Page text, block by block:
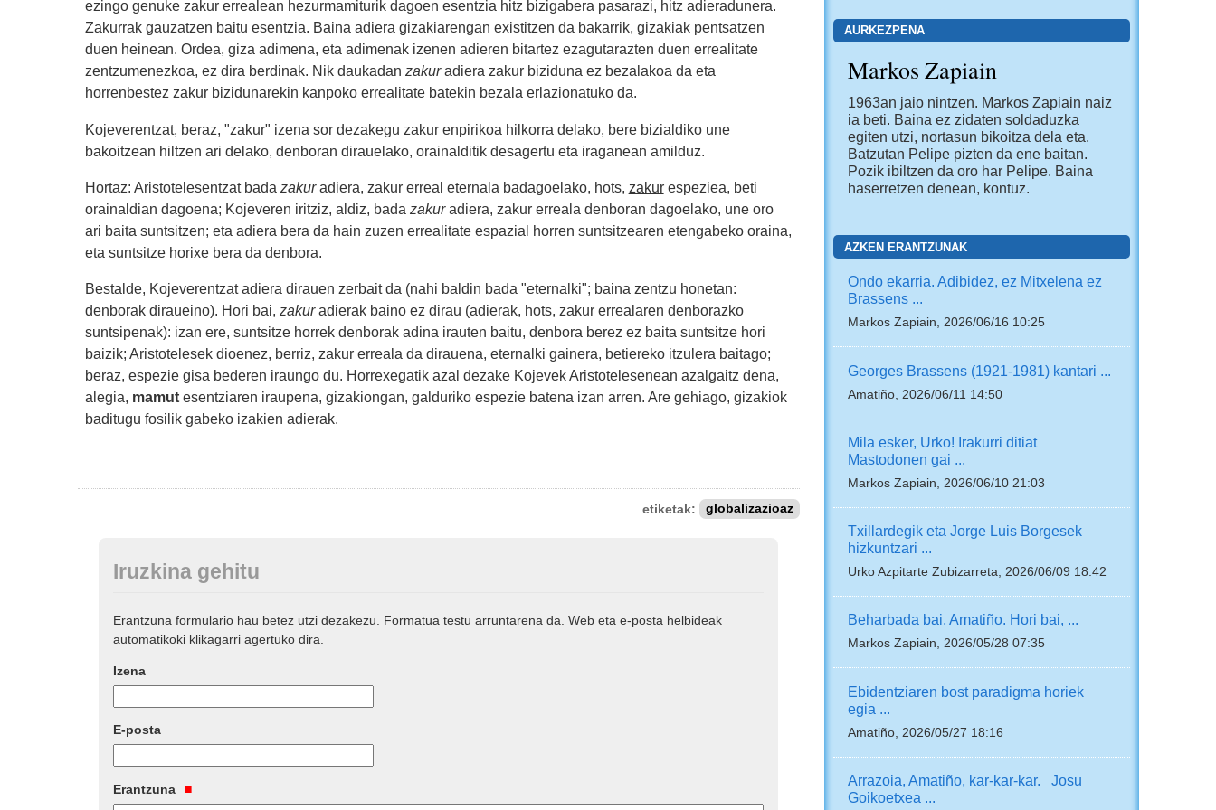
ezingo genuke zakur errealean hezurmamiturik dagoen esentzia hitz bizigabera pasarazi, hitz adieradunera.
Zakurrak gauzatzen baitu esentzia. Baina adiera gizakiarengan existitzen da bakarrik, gizakiak pentsatzen
duen heinean. Ordea, giza adimena, eta adimenak izenen adieren bitartez ezagutarazten duen errealitate
zentzumenezkoa, ez dira berdinak. Nik daukadan zakuradiera zakur biziduna ez bezalakoa da eta
horrenbestez zakur bizidunarekin kanpoko errealitate batekin bezala erlazionatuko da.
Kojeverentzat, beraz, "zakur" izena sor dezakegu zakur enpirikoa hilkorra delako, bere bizialdiko une
bakoitzean hiltzen ari delako, denboran dirauelako, orainalditik desagertu eta iraganean amilduz.
Hortaz: Aristotelesentzat bada zakuradiera, zakur erreal eternala badagoelako, hots, zakurespeziea, beti
orainaldian dagoena; Kojeveren iritziz, aldiz, bada zakuradiera, zakur erreala denboran dagoelako, une oro
ari baita suntsitzen; eta adiera bera da hain zuzen errealitate espazial horren suntsitzearen etengabeko oraina,
eta suntsitze horixe bera da denbora.
Bestalde, Kojeverentzat adiera dirauen zerbait da (nahi baldin bada "eternalki"; baina zentzu honetan:
denborak diraueino). Hori bai, zakuradierak baino ez dirau (adierak, hots, zakur errealaren denborazko
suntsipenak): izan ere, suntsitze horrek denborak adina irauten baitu, denbora berez ez baita suntsitze hori
baizik; Aristotelesek dioenez, berriz, zakur erreala da dirauena, eternalki gainera, betiereko itzulera baitago;
beraz, espezie gisa bederen iraungo du. Horrexegatik azal dezake Kojevek Aristotelesenean azalgaitz dena,
alegia, mamutesentziaren iraupena, gizakiongan, galduriko espezie batena izan arren. Are gehiago, gizakiok
baditugu fosilik gabeko izakien adierak.
etiketak: globalizazioaz
Iruzkina gehitu
Erantzuna formulario hau betez utzi dezakezu. Formatua testu arruntarena da. Web eta e-posta helbideak
automatikoki klikagarri agertuko dira.
Izena
E-posta
Erantzuna
AURKEZPENA
Markos Zapiain
1963an jaio nintzen. Markos Zapiain naiz
ia beti. Baina ez zidaten soldaduzka
egiten utzi, nortasun bikoitza dela eta.
Batzutan Pelipe pizten da ene baitan.
Pozik ibiltzen da oro har Pelipe. Baina
haserretzen denean, kontuz.
AZKEN ERANTZUNAK
Ondo ekarria. Adibidez, ez Mitxelena ez
Brassens ...
Markos Zapiain, 2026/06/16 10:25
Georges Brassens (1921-1981) kantari ...
Amatiño, 2026/06/11 14:50
Mila esker, Urko! Irakurri ditiat
Mastodonen gai ...
Markos Zapiain, 2026/06/10 21:03
Txillardegik eta Jorge Luis Borgesek
hizkuntzari ...
Urko Azpitarte Zubizarreta, 2026/06/09 18:42
Beharbada bai, Amatiño. Hori bai, ...
Markos Zapiain, 2026/05/28 07:35
Ebidentziaren bost paradigma horiek
egia ...
Amatiño, 2026/05/27 18:16
Arrazoia, Amatiño, kar-kar-kar. Josu
Goikoetxea ...